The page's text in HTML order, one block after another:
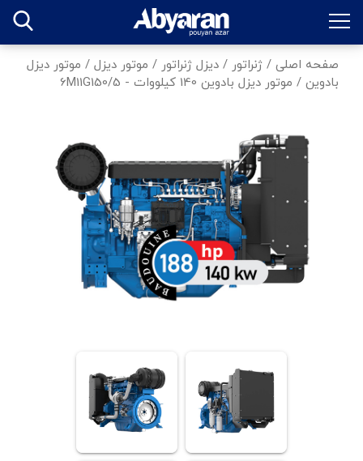
صفحه اصلی / ژنراتور / دیزل ژنراتور / موتور دیزل / موتور دیزل
بادوین / موتور دیزل بادوین 140 کیلووات - 6M11G150/5